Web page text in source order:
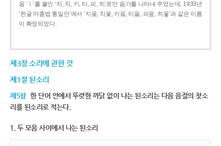
음 ‘ㅣ’를 붙인 ‘지, 치, 키, 티, 피, 히’로만 음가를 나타내 주었는데, 1933년
‘한글 마춤법 통일안’에서 ‘지읒, 치읓, 키읔, 티읕, 피읖, 히읗’과 같은 이름
이 확정되었다.
제3장 소리에 관한 것
제1절 된소리
제5항 한 단어 안에서 뚜렷한 까닭 없이 나는 된소리는 다음 음절의 첫소
리를 된소리로 적는다.
1. 두 모음 사이에서 나는 된소리